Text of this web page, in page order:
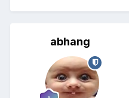
abhang